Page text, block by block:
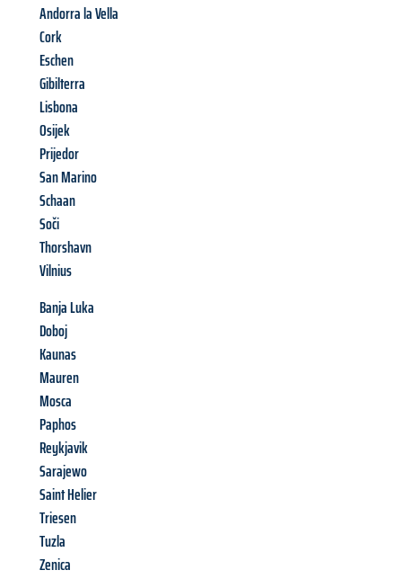
Andorra la Vella
Cork
Eschen
Gibilterra
Lisbona
Osijek
Prijedor
San Marino
Schaan
Soči
Thorshavn
Vilnius
Banja Luka
Doboj
Kaunas
Mauren
Mosca
Paphos
Reykjavik
Sarajewo
Saint Helier
Triesen
Tuzla
Zenica